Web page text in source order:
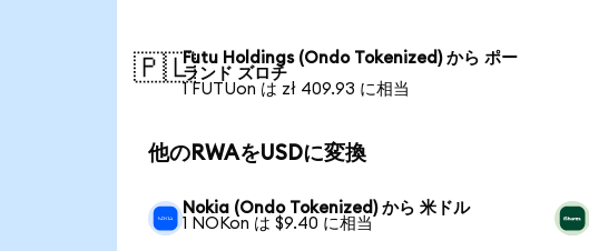
🇵🇱Futu Holdings (Ondo Tokenized) から ポー
ランド ズロチ
1 FUTUon は zł 409.93 に相当
他のRWAをUSDに変換
Nokia (Ondo Tokenized) から 米ドル
1 NOKon は $9.40 に相当